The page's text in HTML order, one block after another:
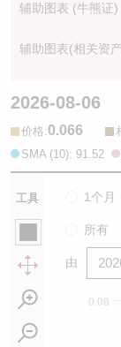
辅助图表 (牛熊证)
辅助图表(相关资
2026-08-06
价格:0.066
SMA (10): 91.52
工具 1个月
所有
由
0.08